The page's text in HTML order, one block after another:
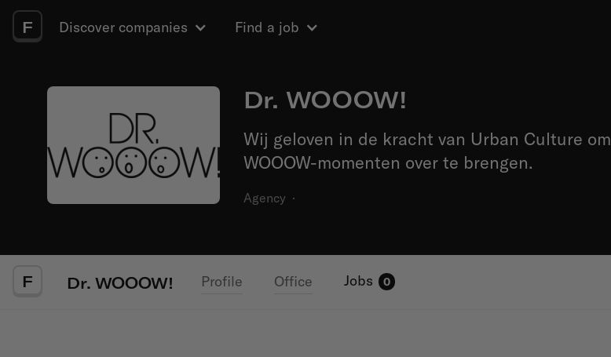
F Discover companies Find a job
Dr. WOOOW!
Wij geloven in de kracht van Urban Culture om
WOOOW-momenten over te brengen.
Agency ·
F Dr. WOOOW! Profile Office Jobs 0